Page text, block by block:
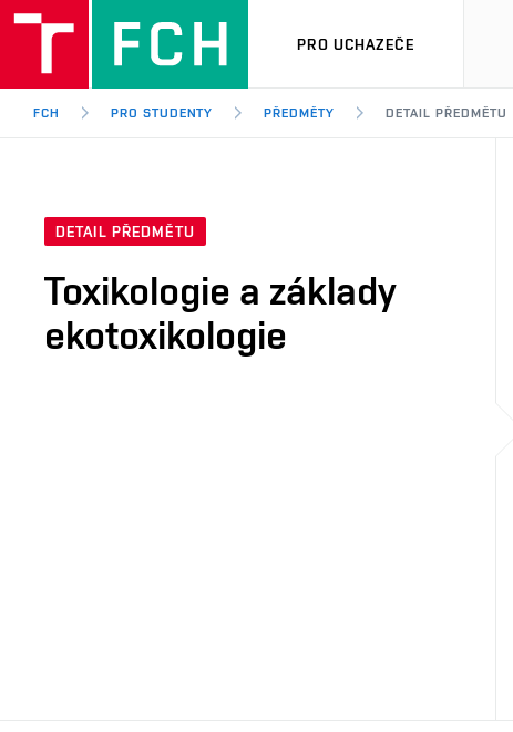
PRO UCHAZEČE
FCH PRO STUDENTY PŘEDMĚTY DETAIL PŘEDMĚTU
DETAIL PŘEDMĚTU
Toxikologie a základy
ekotoxikologie